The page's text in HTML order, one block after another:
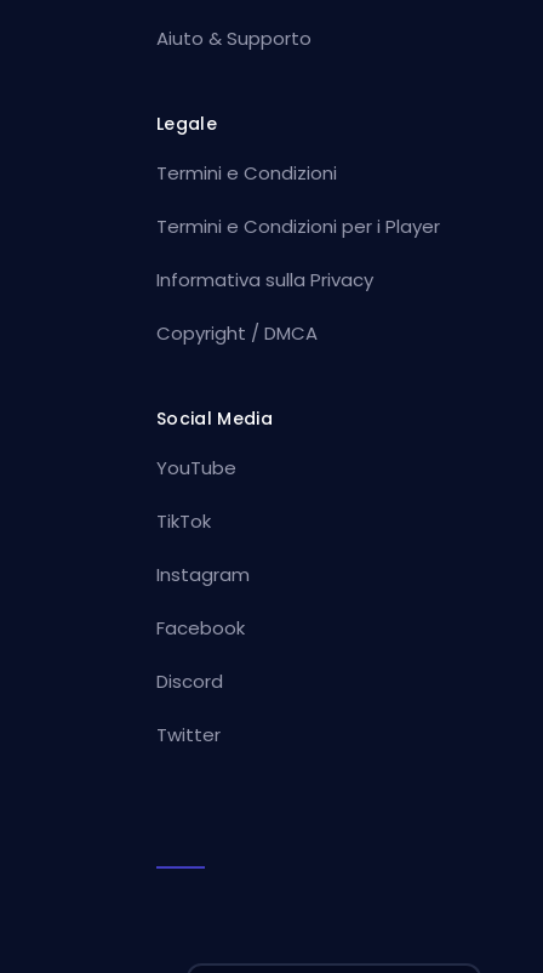
Aiuto & Supporto
Legale
Termini e Condizioni
Termini e Condizioni per i Player
Informativa sulla Privacy
Copyright / DMCA
Social Media
YouTube
TikTok
Instagram
Facebook
Discord
Twitter